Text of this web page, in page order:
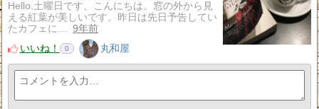
Hello.土曜日です、こんにちは。窓の外から見
える紅葉が美しいです。昨日は先日予告してい
たカフェに…
9年前
いいね！
0 丸和屋